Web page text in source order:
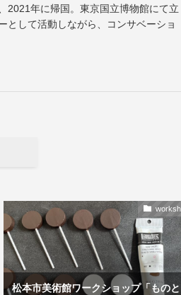
2021年に帰国。東京国立博物館にて立
として活動しながら、コンサベーショ
松本市美術館ワークショップ「ものと